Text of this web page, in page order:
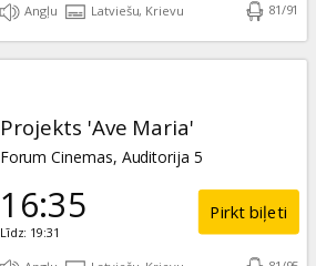
Angļu Latviešu, Krievu 81/91
Projekts 'Ave Maria'
Forum Cinemas, Auditorija 5
16:35
Līdz: 19:31
Pirkt biļeti